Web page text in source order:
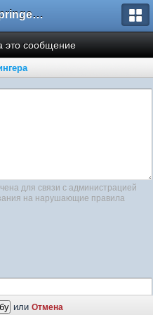
English Springer Spaniel Club
это сообщение
для связи с администрацией
на нарушающие правила
или Отмена